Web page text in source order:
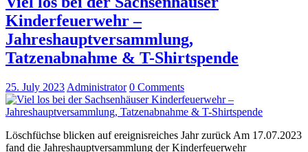
Kinderfeuerwehr –
Jahreshauptversammlung,
Tatzenabnahme & T-Shirtspende
25. July 2023 Administrator 0 Comments
Löschfüchse blicken auf ereignisreiches Jahr zurück Am 17.07.2023
fand die Jahreshauptversammlung der Kinderfeuerwehr